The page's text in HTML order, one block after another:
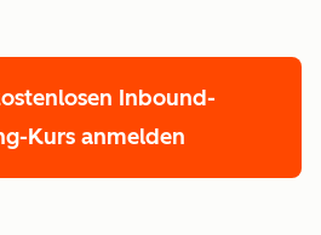
Inbound-
Kurs anmelden